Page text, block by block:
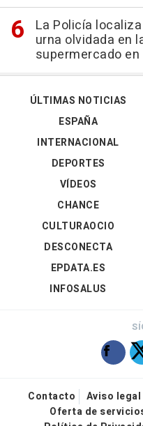
La Policía
urna olvidada en
supermercado en
ÚLTIMAS NOTICIAS
ESPAÑA
INTERNACIONAL
DEPORTES
VÍDEOS
CHANCE
CULTURAOCIO
DESCONECTA
EPDATA.ES
INFOSALUS
Contacto Aviso legal
Oferta de